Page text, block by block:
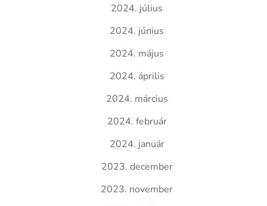
2024. július
2024. június
2024. május
2024. április
2024. március
2024. február
2024. január
2023. december
2023. november